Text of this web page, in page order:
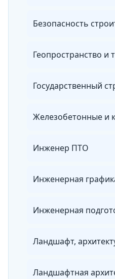
Инженер ПТО
Инженерная
Ландшафтная